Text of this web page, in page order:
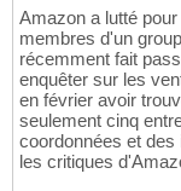
Amazon a lutté
membres d'un
récemment fait
enquêter sur les
en février avoir
seulement cinq
coordonnées et
les critiques